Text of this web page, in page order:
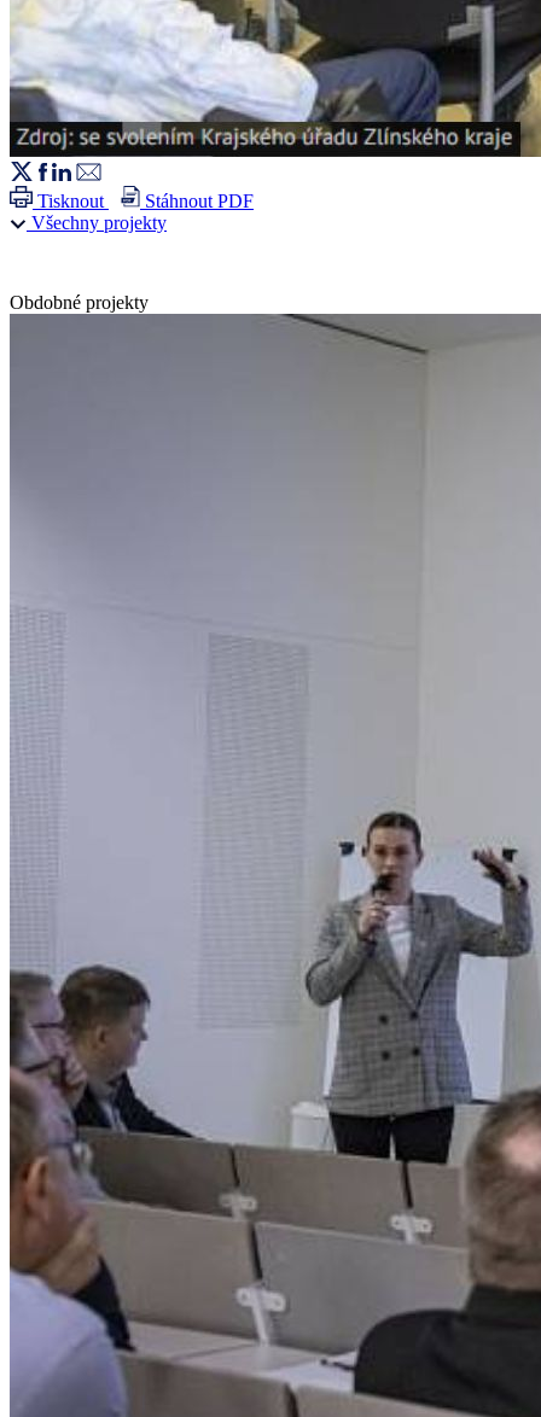
Tisknout
Stáhnout PDF
Všechny projekty
Obdobné projekty